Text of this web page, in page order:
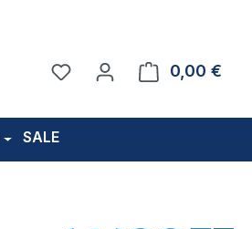
Du hast 0 Produkte auf
0,00 €
SALE